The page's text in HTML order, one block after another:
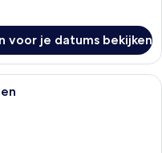
voor je datums bekijken
hotelkamer met twee bedden,